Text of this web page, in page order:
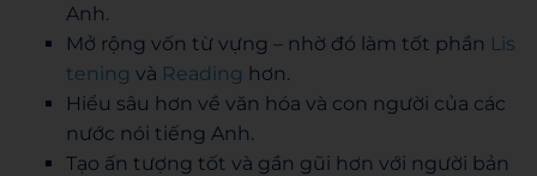
Anh.
Mở rộng vốn từ vựng – nhờ đó làm tốt phần Lis
tening và Reading hơn.
Hiểu sâu hơn về văn hóa và con người của các
nước nói tiếng Anh.
Tạo ấn tượng tốt và gần gũi hơn với người bản